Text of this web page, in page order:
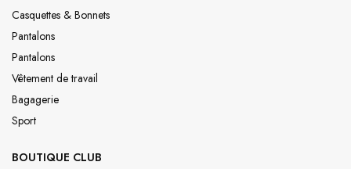
Casquettes & Bonnets
Pantalons
Pantalons
Vêtement de travail
Bagagerie
Sport
BOUTIQUE CLUB